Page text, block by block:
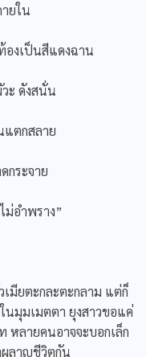
ยใน
งเป็นสีแดงฉาน
ะ ดังสนั่น
แตกสลาย
กระจาย
ม่อำพราง”
ยตะกละตะกลาม แต่ก็
นมุมเมตตา ยุงสาวขอแค่
หลายคนอาจจะบอกเล็ก
ลาญชีวิตกัน